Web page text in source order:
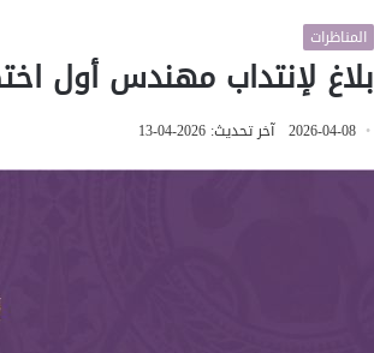
المناظرات
بلاغ لإنتداب مهندس أول
2026-04-08 آخر تحديث: 2026-04-13